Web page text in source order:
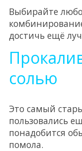
Выбирайте
достичь ещё
солью
Это самый
пользовались
понадобится
помола.